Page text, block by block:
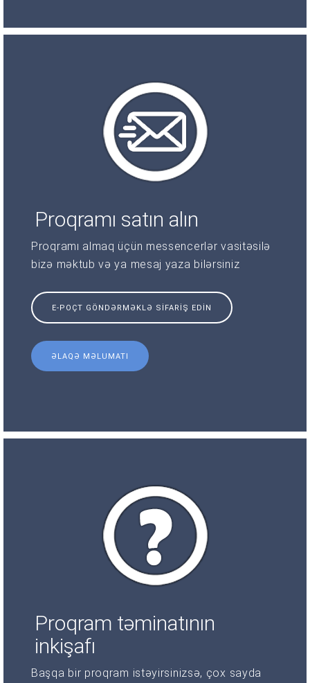
Proqramı satın alın
Proqramı almaq üçün messencerlər vasitəsilə
bizə məktub və ya mesaj yaza bilərsiniz
E-POÇT GÖNDƏRMƏKLƏ SIFARIŞ EDIN
ƏLAQƏ MƏLUMATI
Proqram təminatının
inkişafı
Başqa bir proqram istəyirsinizsə, çox sayda